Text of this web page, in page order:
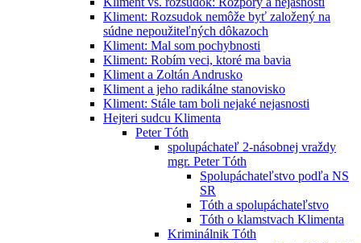
Kliment: Rozsudok nemôže byť založený na
súdne nepoužiteľných dôkazoch
Kliment: Mal som pochybnosti
Kliment: Robím veci, ktoré ma bavia
Kliment a Zoltán Andrusko
Kliment a jeho radikálne stanovisko
Kliment: Stále tam boli nejaké nejasnosti
Hejteri sudcu Klimenta
Peter Tóth
spolupáchateľ 2-násobnej vraždy
mgr. Peter Tóth
Spolupáchateľstvo podľa NS
SR
Tóth a spolupáchateľstvo
Tóth o klamstvach Klimenta
Kriminálnik Tóth